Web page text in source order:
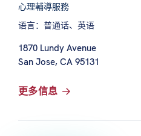
心理輔導服務
语言：普通话、英语
1870 Lundy Avenue
San Jose, CA 95131
更多信息